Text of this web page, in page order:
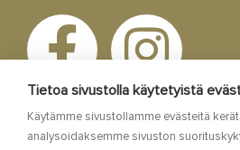
Tietoa sivustolla käytetyistä
Käytämme sivustollamme evästeitä
analysoidaksemme sivuston